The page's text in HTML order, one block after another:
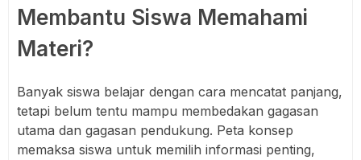
Membantu Siswa Memahami
Materi?
Banyak siswa belajar dengan cara mencatat panjang,
tetapi belum tentu mampu membedakan gagasan
utama dan gagasan pendukung. Peta konsep
memaksa siswa untuk memilih informasi penting,